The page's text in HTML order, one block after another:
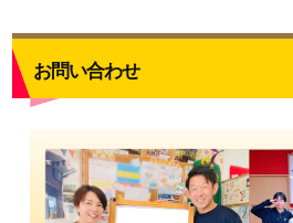
お問い合わせ